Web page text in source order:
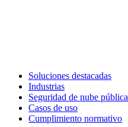
Soluciones destacadas
Industrias
Seguridad de nube pública
Casos de uso
Cumplimiento normativo